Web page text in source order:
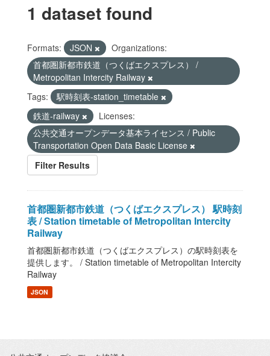
1 dataset found
Formats: JSON
Organizations:
首都圏新都市鉄道（つくばエクスプレス） /
Metropolitan Intercity Railway
Tags:
駅時刻表-station_timetable
鉄道-railway
Licenses:
公共交通オープンデータ基本ライセンス / Public
Transportation Open Data Basic License
Filter Results
首都圏新都市鉄道（つくばエクスプレス） 駅時刻
表 / Station timetable of Metropolitan Intercity
Railway
首都圏新都市鉄道（つくばエクスプレス）の駅時刻表を
提供します。 / Station timetable of Metropolitan Intercity
Railway
JSON